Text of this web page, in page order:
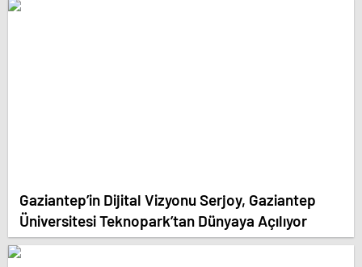
Gaziantep’in Dijital Vizyonu Serjoy, Gaziantep
Üniversitesi Teknopark’tan Dünyaya Açılıyor